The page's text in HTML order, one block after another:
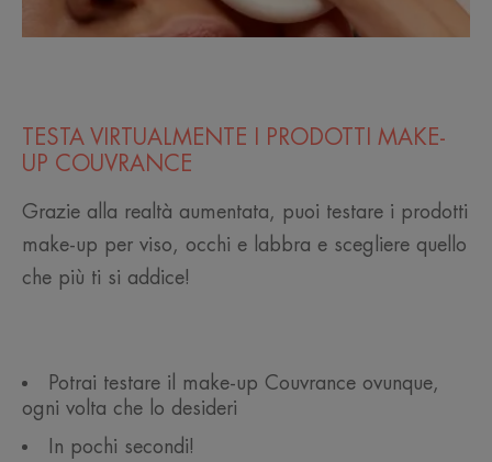
TESTA VIRTUALMENTE I PRODOTTI MAKE-
UP COUVRANCE
Grazie alla realtà aumentata, puoi testare i prodotti
make-up per viso, occhi e labbra e scegliere quello
che più ti si addice!
Potrai testare il make-up Couvrance ovunque,
ogni volta che lo desideri
In pochi secondi!